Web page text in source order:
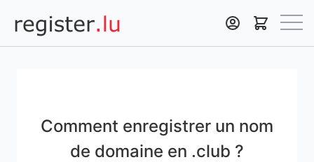
Register.lu
Comment enregistrer un nom
de domaine en .club ?